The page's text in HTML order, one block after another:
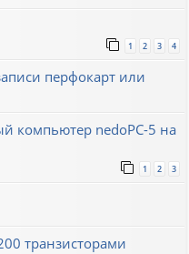
1 2 3 4
перфокарт или
компьютер nedoPC-5 на
1 2 3
транзисторами